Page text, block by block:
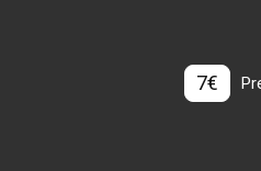
7€